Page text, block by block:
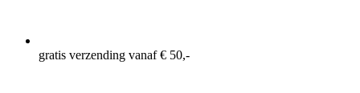
gratis verzending vanaf € 50,-